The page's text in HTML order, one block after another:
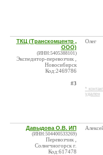
ТКЦ (Транскомцентр ,
ООО)
(ИНН:5405388101)
Экспедитор-перевозчик ,
Новосибирск
Код:2469786
#3
Олег
*
удален
Давыдова О.В. ИП
(ИНН:504400533269)
Перевозчик ,
Солнечногорск г.
Код:617478